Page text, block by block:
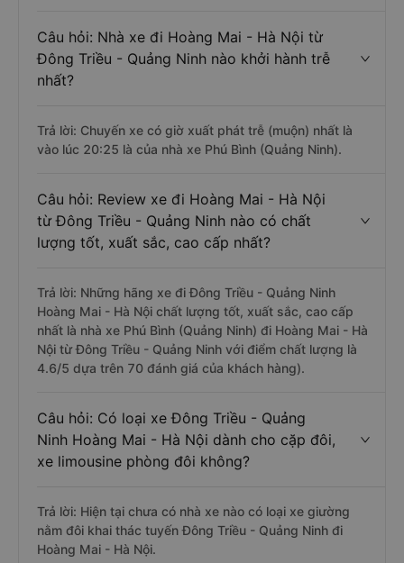
Câu hỏi: Nhà xe đi Hoàng Mai - Hà Nội từ
Đông Triều - Quảng Ninh nào khởi hành trễ
nhất?
Trả lời: Chuyến xe có giờ xuất phát trễ (muộn) nhất là
vào lúc 20:25 là của nhà xe Phú Bình (Quảng Ninh).
Câu hỏi: Review xe đi Hoàng Mai - Hà Nội
từ Đông Triều - Quảng Ninh nào có chất
lượng tốt, xuất sắc, cao cấp nhất?
Trả lời: Những hãng xe đi Đông Triều - Quảng Ninh
Hoàng Mai - Hà Nội chất lượng tốt, xuất sắc, cao cấp
nhất là nhà xe Phú Bình (Quảng Ninh) đi Hoàng Mai - Hà
Nội từ Đông Triều - Quảng Ninh với điểm chất lượng là
4.6/5 dựa trên 70 đánh giá của khách hàng).
Câu hỏi: Có loại xe Đông Triều - Quảng
Ninh Hoàng Mai - Hà Nội dành cho cặp đôi,
xe limousine phòng đôi không?
Trả lời: Hiện tại chưa có nhà xe nào có loại xe giường
nằm đôi khai thác tuyến Đông Triều - Quảng Ninh đi
Hoàng Mai - Hà Nội.